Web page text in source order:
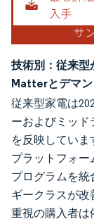
技術別：従来型
Matterとデマ
従来型家電は
ーおよびミッ
を反映してい
プラットフォー
プログラムを
ギークラスが
重視の購入者は